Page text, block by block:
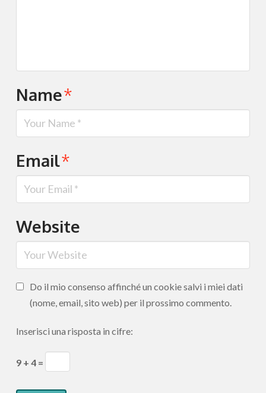
Name*
Email*
Website
Do il mio consenso affinché un cookie salvi i miei dati
(nome, email, sito web) per il prossimo commento.
Inserisci una risposta in cifre:
9 + 4 =